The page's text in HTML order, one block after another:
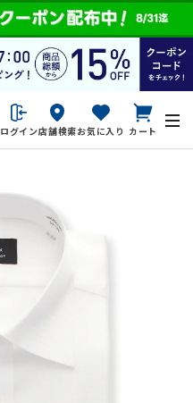
ログイン店舗検索お気に入り カート